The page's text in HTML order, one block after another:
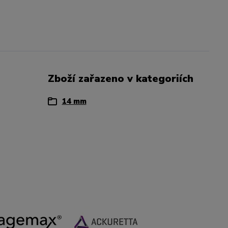
Zboží zařazeno v kategoriích
14 mm